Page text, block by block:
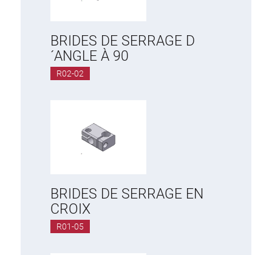
BRIDES DE SERRAGE D
´ANGLE À 90
R02-02
BRIDES DE SERRAGE EN
CROIX
R01-05